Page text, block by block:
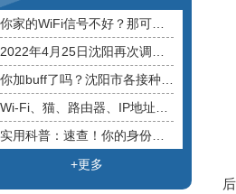
- 大麦路由器
- 大麦盒子
+更多